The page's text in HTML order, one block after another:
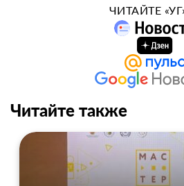
ЧИТАЙТЕ
Читайте также